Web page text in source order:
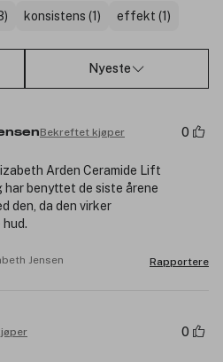
konsistens (1) effekt (1)
Nyeste
Bekreftet kjøper 0
Arden Ceramide Lift
har benyttet de siste årene
den, da den virker
Jensen Rapportere
0